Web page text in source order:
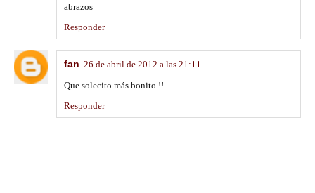
abrazos
Responder
fan 26 de abril de 2012 a las 21:11
Que solecito más bonito !!
Responder